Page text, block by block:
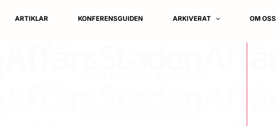
ARTIKLAR KONFERENSGUIDEN ARKIVERAT OM OSS